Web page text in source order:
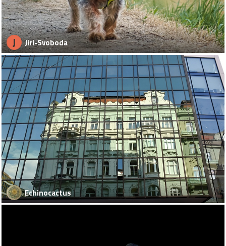
J Jiri-Svoboda
Echinocactus